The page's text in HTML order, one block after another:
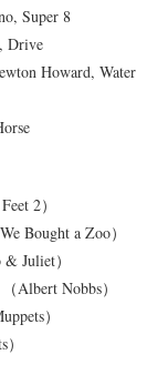
Super 8
Drive
Howard, Water
2）
Bought a Zoo）
Juliet）
Albert Nobbs）
）